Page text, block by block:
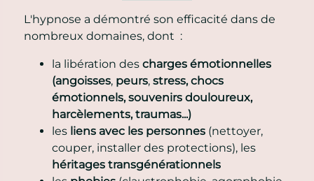
L'hypnose a démontré son efficacité dans de
nombreux domaines, dont :
la libération des charges émotionnelles
(angoisses, peurs, stress, chocs
émotionnels, souvenirs douloureux,
harcèlements, traumas...)
les liens avec les personnes (nettoyer,
couper, installer des protections), les
héritages transgénérationnels